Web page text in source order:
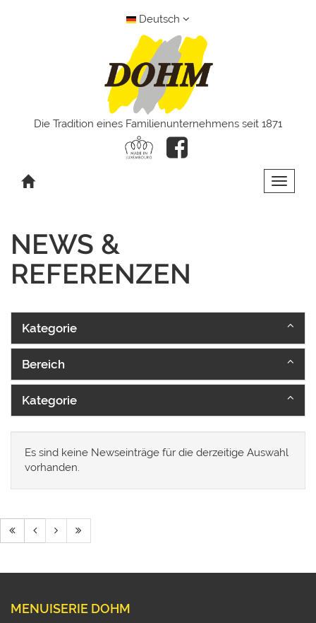
Deutsch
Die Tradition eines Familienunternehmens seit 1871
Toggle
NEWS &
REFERENZEN
Kategorie
Bereich
Kategorie
Es sind keine Newseinträge für die derzeitige Auswahl
vorhanden.
MENUISERIE DOHM